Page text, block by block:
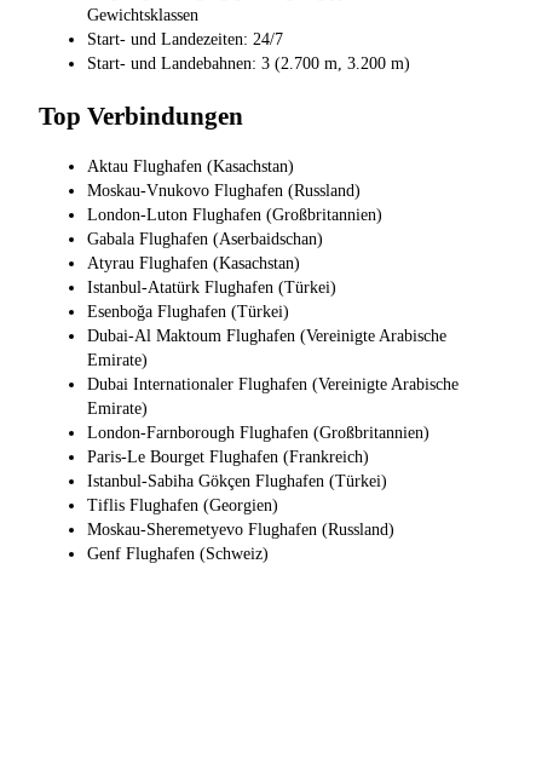
Gewichtsklassen
Start- und Landezeiten: 24/7
Start- und Landebahnen: 3 (2.700 m, 3.200 m)
Top Verbindungen
Aktau Flughafen (Kasachstan)
Moskau-Vnukovo Flughafen (Russland)
London-Luton Flughafen (Großbritannien)
Gabala Flughafen (Aserbaidschan)
Atyrau Flughafen (Kasachstan)
Istanbul-Atatürk Flughafen (Türkei)
Esenboğa Flughafen (Türkei)
Dubai-Al Maktoum Flughafen (Vereinigte Arabische
Emirate)
Dubai Internationaler Flughafen (Vereinigte Arabische
Emirate)
London-Farnborough Flughafen (Großbritannien)
Paris-Le Bourget Flughafen (Frankreich)
Istanbul-Sabiha Gökçen Flughafen (Türkei)
Tiflis Flughafen (Georgien)
Moskau-Sheremetyevo Flughafen (Russland)
Genf Flughafen (Schweiz)